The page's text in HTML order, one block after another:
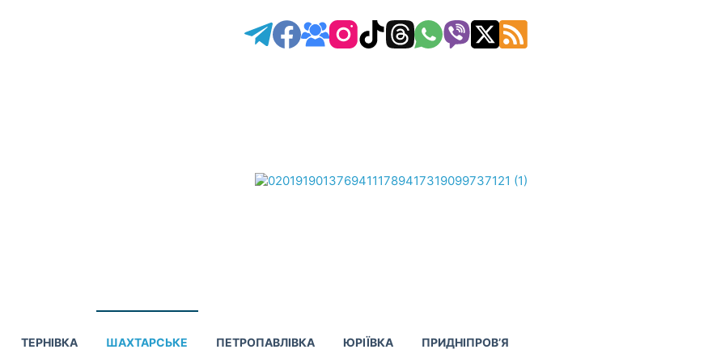
ТЕРНІВКА ШАХТАРСЬКЕ ПЕТРОПАВЛІВКА ЮРІЇВКА ПРИДНІПРОВ’Я